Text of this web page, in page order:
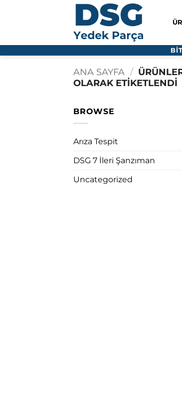
ANA SAYFA /
OLARAK ETIKETLENDI
BROWSE
Arıza Tespit
DSG 7 İleri Şanzıman
Uncategorized